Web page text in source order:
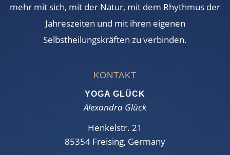
mehr mit sich, mit der Natur, mit dem Rhythmus der
Jahreszeiten und mit ihren eigenen
Selbstheilungskräften zu verbinden.
KONTAKT
YOGA GLÜCK
Alexandra Glück
Henkelstr. 21
85354 Freising, Germany